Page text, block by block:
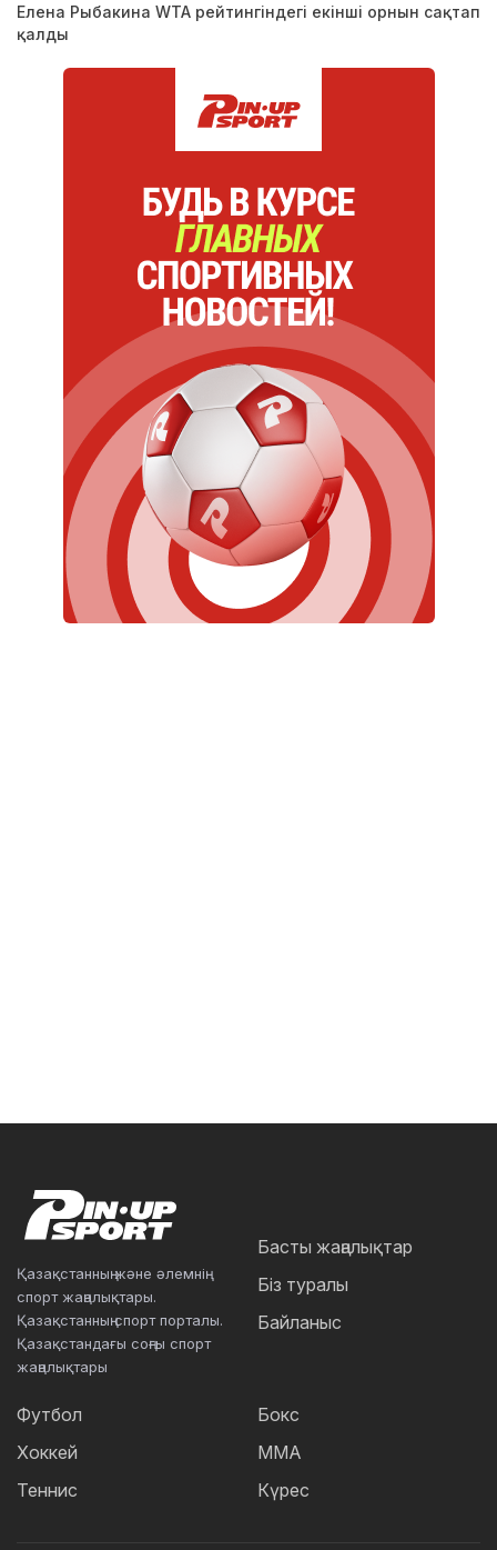
Елена Рыбакина WTA рейтингіндегі екінші орнын сақтап
қалды
Қазақстанның және әлемнің
спорт жаңалықтары.
Қазақстанның спорт порталы.
Қазақстандағы соңғы спорт
жаңалықтары
Басты жаңалықтар
Біз туралы
Байланыс
Футбол
Хоккей
Теннис
Бокс
ММА
Күрес